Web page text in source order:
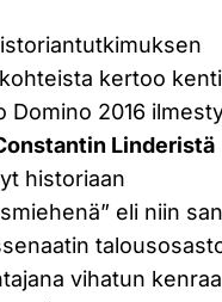
kertoo
Domino 2016
Linderistä
historiaan
eli niin
vihatun